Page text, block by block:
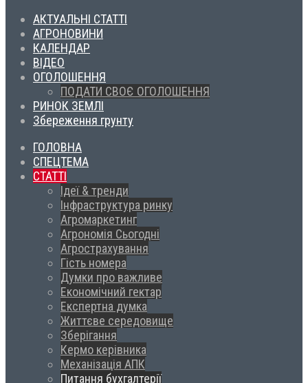
АКТУАЛЬНІ СТАТТІ
АГРОНОВИНИ
КАЛЕНДАР
ВІДЕО
ОГОЛОШЕННЯ
ПОДАТИ СВОЄ ОГОЛОШЕННЯ
РИНОК ЗЕМЛІ
Збереження грунту
ГОЛОВНА
СПЕЦТЕМА
СТАТТІ
Ідеї & тренди
Інфраструктура ринку
Агромаркетинг
Агрономія Сьогодні
Агрострахування
Гість номера
Думки про важливе
Економічний гектар
Експертна думка
Життєве середовище
Зберігання
Кермо керівника
Механізація АПК
Питання бухгалтерії